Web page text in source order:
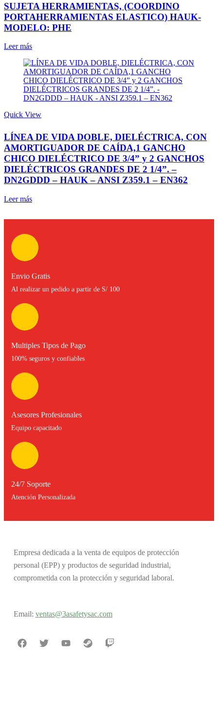
SUJETA HERRAMIENTAS, (COORDINO
PORTAHERRAMIENTAS ELASTICO) HAUK-
MODELO: PHE
Leer más
Quick View
LÍNEA DE VIDA DOBLE, DIELÉCTRICA, CON
AMORTIGUADOR DE CAÍDA,1 GANCHO
CHICO DIELÉCTRICO DE 3/4” y 2 GANCHOS
DIELÉCTRICOS GRANDES DE 2 1/4”. –
DN2GDDD – HAUK – ANSI Z359.1 – EN362
Leer más
Envio Gratis
Al realizar un pedido a partir de S/ 100
Multiples Tipos de Pago
100% seguros y confiables
Asesores Profesionales
Equipo capacitado
24/7 Soporte
Atención Personalizada
Empresa dedicada a la venta de equipos de protección
personal (EPP) y productos de seguridad industrial,
comprometida con la protección y seguridad laboral.
Email: ventas@3asafetysac.com